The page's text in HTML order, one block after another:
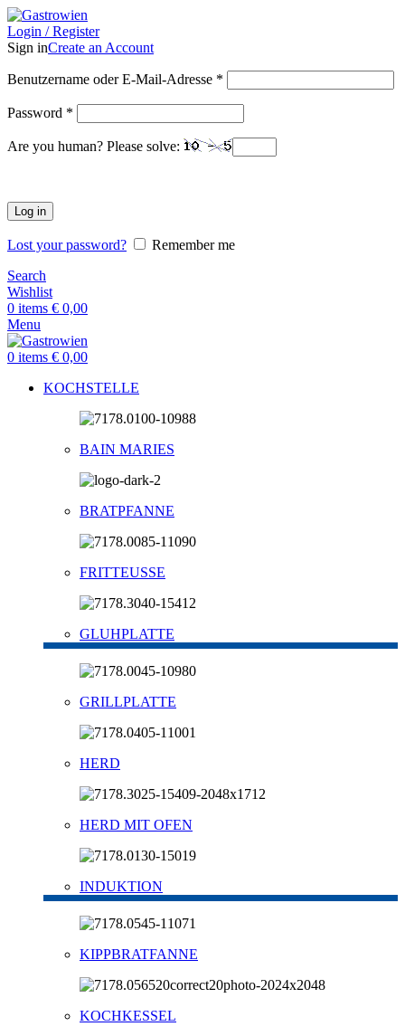
Login / Register
Sign inCreate an Account
Benutzername oder E-Mail-Adresse *
Password *
Are you human? Please solve:
Log in
Lost your password?
Remember me
Search
Wishlist
0 items € 0,00
Menu
0 items € 0,00
KOCHSTELLE
BAIN MARIES
BRATPFANNE
FRITTEUSSE
GLUHPLATTE
GRILLPLATTE
HERD
HERD MIT OFEN
INDUKTION
KIPPBRATFANNE
KOCHKESSEL